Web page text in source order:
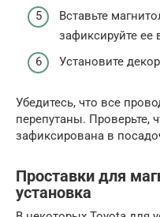
Вставьте
зафиксируйте
Установите
Убедитесь, что все
перепутаны. Проверьте,
зафиксирована в
Проставки для
установка